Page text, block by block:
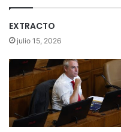
o
a
s
q
s
e
EXTRACTO
julio 15, 2026